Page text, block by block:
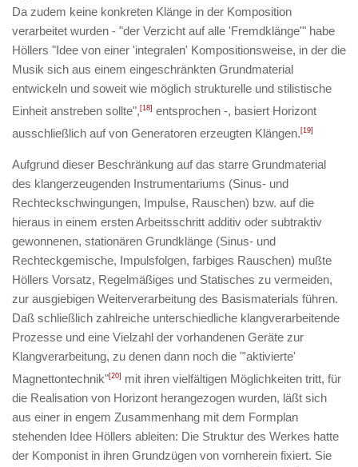
Da zudem keine konkreten Klänge in der Komposition
verarbeitet wurden - "der Verzicht auf alle 'Fremdklänge'" habe
Höllers "Idee von einer 'integralen' Kompositionsweise, in der die
Musik sich aus einem eingeschränkten Grundmaterial
entwickeln und soweit wie möglich strukturelle und stilistische
Einheit anstreben sollte", [18] entsprochen -, basiert Horizont
ausschließlich auf von Generatoren erzeugten Klängen. [19]
Aufgrund dieser Beschränkung auf das starre Grundmaterial
des klangerzeugenden Instrumentariums (Sinus- und
Rechteckschwingungen, Impulse, Rauschen) bzw. auf die
hieraus in einem ersten Arbeitsschritt additiv oder subtraktiv
gewonnenen, stationären Grundklänge (Sinus- und
Rechteckgemische, Impulsfolgen, farbiges Rauschen) mußte
Höllers Vorsatz, Regelmäßiges und Statisches zu vermeiden,
zur ausgiebigen Weiterverarbeitung des Basismaterials führen.
Daß schließlich zahlreiche unterschiedliche klangverarbeitende
Prozesse und eine Vielzahl der vorhandenen Geräte zur
Klangverarbeitung, zu denen dann noch die "'aktivierte'
Magnettontechnik"[20]
mit ihren vielfältigen Möglichkeiten tritt, für
die Realisation von Horizont herangezogen wurden, läßt sich
aus einer in engem Zusammenhang mit dem Formplan
stehenden Idee Höllers ableiten: Die Struktur des Werkes hatte
der Komponist in ihren Grundzügen von vornherein fixiert. Sie